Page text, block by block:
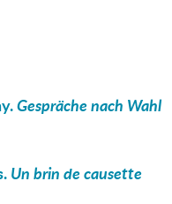
Gespräche nach Wahl
Un brin de causette